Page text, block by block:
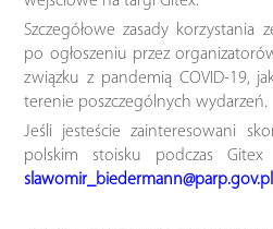
Szczegółowe zasady korzystania
po ogłoszeniu przez
związku z pandemią COVID-19,
terenie poszczególnych wydarzeń.
Jeśli jesteście zainteresowani
polskim stoisku podczas
slawomir_biedermann@parp.gov.pl